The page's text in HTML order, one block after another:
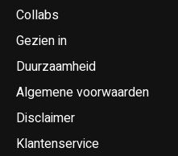
Collabs
Gezien in
Duurzaamheid
Algemene voorwaarden
Disclaimer
Klantenservice